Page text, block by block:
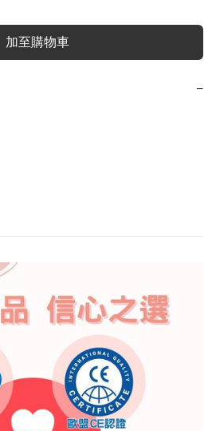
加至購物車
−